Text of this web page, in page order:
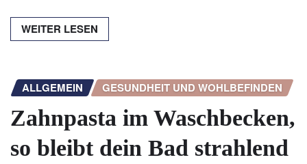
WEITER LESEN
ALLGEMEIN GESUNDHEIT UND WOHLBEFINDEN
Zahnpasta im Waschbecken,
so bleibt dein Bad strahlend